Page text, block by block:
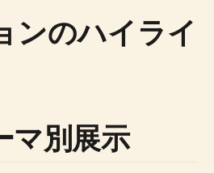
ンのハイライ
マ別展示